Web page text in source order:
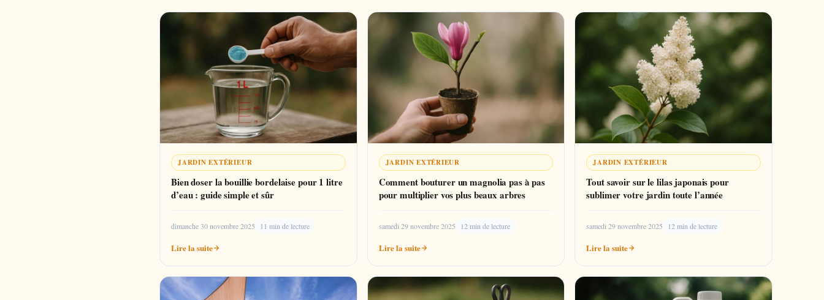
JARDIN EXTÉRIEUR
Bien doser la bouillie bordelaise pour 1 litre
d’eau : guide simple et sûr
dimanche 30 novembre 2025 11 min de lecture
Lire la suite
JARDIN EXTÉRIEUR
Comment bouturer un magnolia pas à pas
pour multiplier vos plus beaux arbres
samedi 29 novembre 2025 12 min de lecture
Lire la suite
JARDIN EXTÉRIEUR
Tout savoir sur le lilas japonais pour
sublimer votre jardin toute l’année
samedi 29 novembre 2025 12 min de lecture
Lire la suite